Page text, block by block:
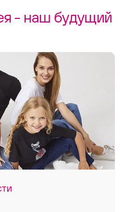
- наш будущий